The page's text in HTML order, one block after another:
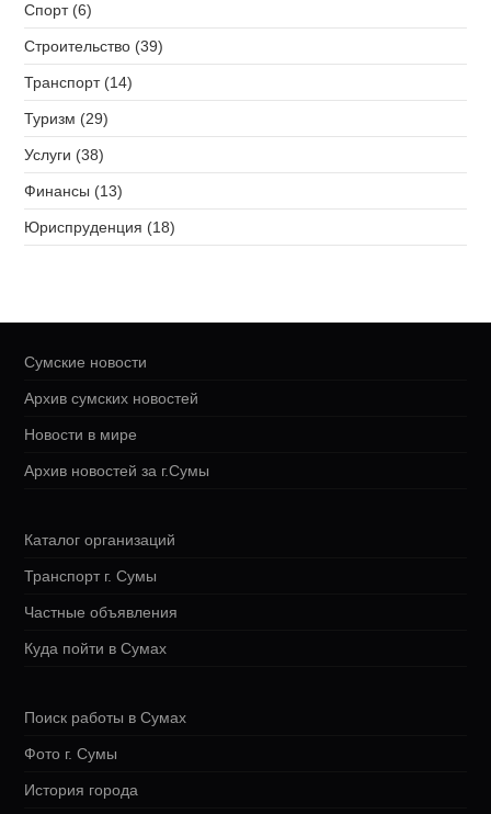
Спорт (6)
Строительство (39)
Транспорт (14)
Туризм (29)
Услуги (38)
Финансы (13)
Юриспруденция (18)
Сумские новости
Архив сумских новостей
Новости в мире
Архив новостей за г.Сумы
Каталог организаций
Транспорт г. Сумы
Частные объявления
Куда пойти в Сумах
Поиск работы в Сумах
Фото г. Сумы
История города